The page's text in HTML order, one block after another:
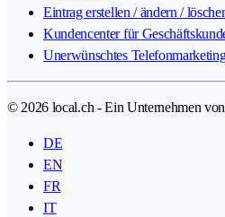
Eintrag erstellen / ändern /
Kundencenter für
Unerwünschtes
© 2026 local.ch - Ein Unternehmen von
DE
EN
FR
IT